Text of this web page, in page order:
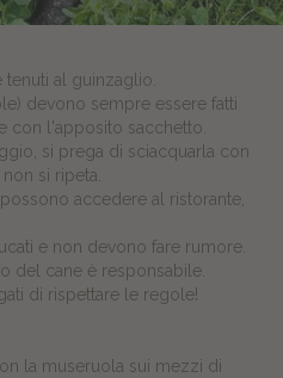
al guinzaglio.
devono sempre essere fatti
con l'apposito sacchetto.
si prega di sciacquarla con
si ripeta.
accedere al ristorante,
e non devono fare rumore.
del cane è responsabile.
di rispettare le regole!
la museruola sui mezzi di